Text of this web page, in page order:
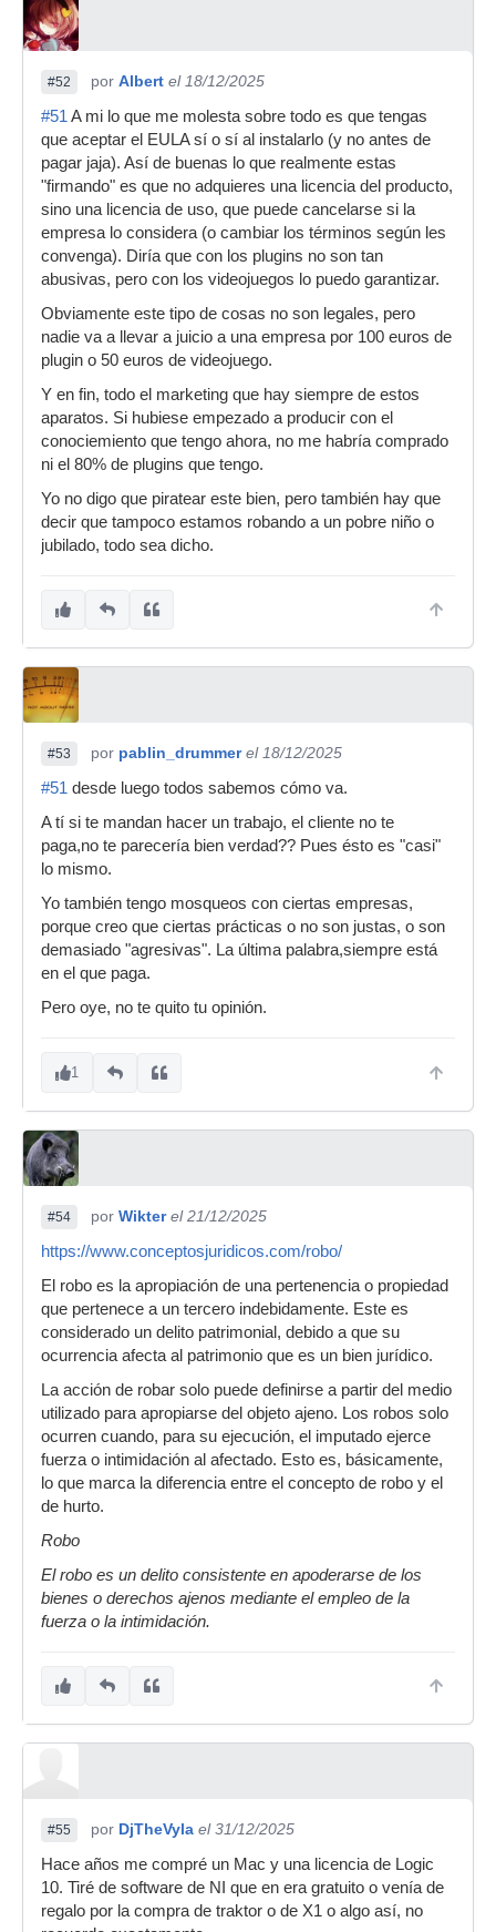
#52 por Albert el 18/12/2025
#51 A mi lo que me molesta sobre todo es que tengas
que aceptar el EULA sí o sí al instalarlo (y no antes de
pagar jaja). Así de buenas lo que realmente estas
"firmando" es que no adquieres una licencia del producto,
sino una licencia de uso, que puede cancelarse si la
empresa lo considera (o cambiar los términos según les
convenga). Diría que con los plugins no son tan
abusivas, pero con los videojuegos lo puedo garantizar.
Obviamente este tipo de cosas no son legales, pero
nadie va a llevar a juicio a una empresa por 100 euros de
plugin o 50 euros de videojuego.
Y en fin, todo el marketing que hay siempre de estos
aparatos. Si hubiese empezado a producir con el
conociemiento que tengo ahora, no me habría comprado
ni el 80% de plugins que tengo.
Yo no digo que piratear este bien, pero también hay que
decir que tampoco estamos robando a un pobre niño o
jubilado, todo sea dicho.
#53 por pablin_drummer el 18/12/2025
#51 desde luego todos sabemos cómo va.
A tí si te mandan hacer un trabajo, el cliente no te
paga,no te parecería bien verdad?? Pues ésto es "casi"
lo mismo.
Yo también tengo mosqueos con ciertas empresas,
porque creo que ciertas prácticas o no son justas, o son
demasiado "agresivas". La última palabra,siempre está
en el que paga.
Pero oye, no te quito tu opinión.
1
#54 por Wikter el 21/12/2025
https://www.conceptosjuridicos.com/robo/
El robo es la apropiación de una pertenencia o propiedad
que pertenece a un tercero indebidamente. Este es
considerado un delito patrimonial, debido a que su
ocurrencia afecta al patrimonio que es un bien jurídico.
La acción de robar solo puede definirse a partir del medio
utilizado para apropiarse del objeto ajeno. Los robos solo
ocurren cuando, para su ejecución, el imputado ejerce
fuerza o intimidación al afectado. Esto es, básicamente,
lo que marca la diferencia entre el concepto de robo y el
de hurto.
Robo
El robo es un delito consistente en apoderarse de los
bienes o derechos ajenos mediante el empleo de la
fuerza o la intimidación.
#55 por DjTheVyla el 31/12/2025
Hace años me compré un Mac y una licencia de Logic
10. Tiré de software de NI que en era gratuito o venía de
regalo por la compra de traktor o de X1 o algo así, no